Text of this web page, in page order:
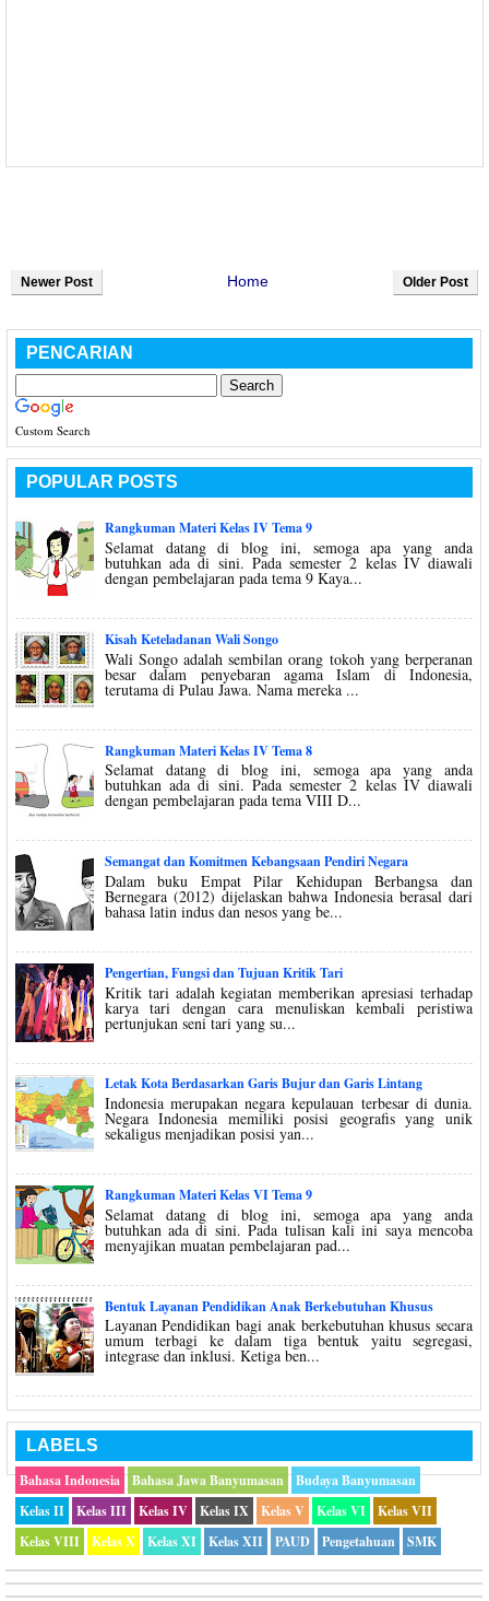
Newer Post Older Post
Home
PENCARIAN
Custom Search
POPULAR POSTS
Rangkuman Materi Kelas IV Tema 9
Selamat datang di blog ini, semoga apa yang anda
butuhkan ada di sini. Pada semester 2 kelas IV diawali
dengan pembelajaran pada tema 9 Kaya...
Kisah Keteladanan Wali Songo
Wali Songo adalah sembilan orang tokoh yang berperanan
besar dalam penyebaran agama Islam di Indonesia,
terutama di Pulau Jawa. Nama mereka ...
Rangkuman Materi Kelas IV Tema 8
Selamat datang di blog ini, semoga apa yang anda
butuhkan ada di sini. Pada semester 2 kelas IV diawali
dengan pembelajaran pada tema VIII D...
Semangat dan Komitmen Kebangsaan Pendiri Negara
Dalam buku Empat Pilar Kehidupan Berbangsa dan
Bernegara (2012) dijelaskan bahwa Indonesia berasal dari
bahasa latin indus dan nesos yang be...
Pengertian, Fungsi dan Tujuan Kritik Tari
Kritik tari adalah kegiatan memberikan apresiasi terhadap
karya tari dengan cara menuliskan kembali peristiwa
pertunjukan seni tari yang su...
Letak Kota Berdasarkan Garis Bujur dan Garis Lintang
Indonesia merupakan negara kepulauan terbesar di dunia.
Negara Indonesia memiliki posisi geografis yang unik
sekaligus menjadikan posisi yan...
Rangkuman Materi Kelas VI Tema 9
Selamat datang di blog ini, semoga apa yang anda
butuhkan ada di sini. Pada tulisan kali ini saya mencoba
menyajikan muatan pembelajaran pad...
Bentuk Layanan Pendidikan Anak Berkebutuhan Khusus
Layanan Pendidikan bagi anak berkebutuhan khusus secara
umum terbagi ke dalam tiga bentuk yaitu segregasi,
integrase dan inklusi. Ketiga ben...
LABELS
Bahasa Indonesia
Bahasa Jawa Banyumasan
Budaya Banyumasan
Kelas II
Kelas III Kelas IV Kelas IX Kelas V Kelas VI
Kelas VII
Kelas VIII
Kelas X Kelas XI Kelas XII PAUD Pengetahuan SMK